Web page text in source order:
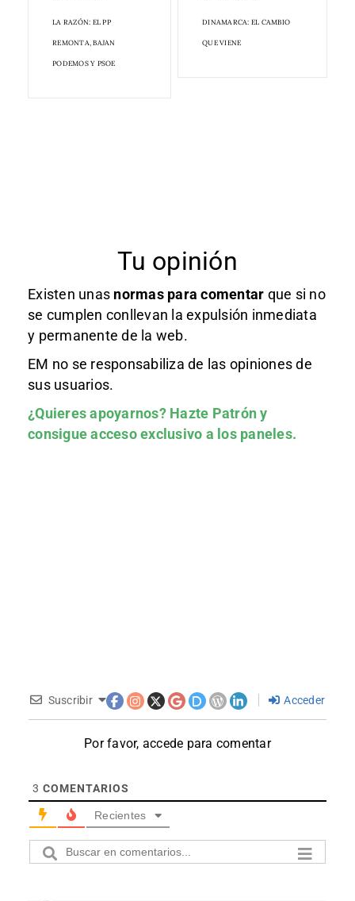
LA RAZÓN: EL PP
REMONTA, BAJAN
PODEMOS Y PSOE
DINAMARCA: EL CAMBIO
QUE VIENE
Tu opinión
Existen unas normas para comentar que si no
se cumplen conllevan la expulsión inmediata
y permanente de la web.
EM no se responsabiliza de las opiniones de
sus usuarios.
¿Quieres apoyarnos? Hazte Patróny
consigue acceso exclusivo a los paneles.
Suscribir Acceder
Por favor, accede para comentar
3 COMENTARIOS
Recientes